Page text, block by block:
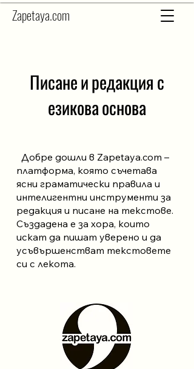
Zapetaya.com
Писане и редакция с
езикова основа
Добре дошли в Zapetaya.com –
платформа, която съчетава
ясни граматически правила и
интелигентни инструменти за
редакция и писане на текстове.
Създадена е за хора, които
искат да пишат уверено и да
усъвършенстват текстовете
си с лекота.